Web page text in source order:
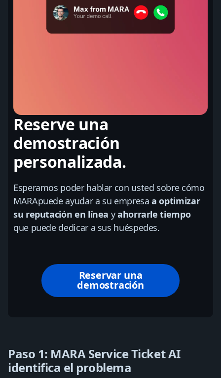
Reserve una
demostración
personalizada.
Esperamos poder hablar con usted sobre cómo
MARApuede ayudar a su empresaa optimizar
su reputación en línea yahorrarle tiempo
que puede dedicar a sus huéspedes.
Reservar una
demostración
Paso 1: MARA Service Ticket AI
identifica el problema